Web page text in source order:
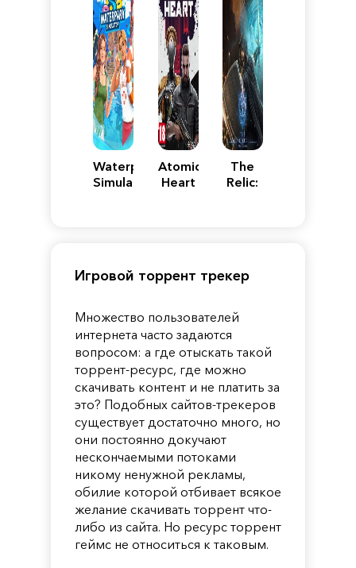
Waterpark
Simulator
Atomic
Heart
The
Relic:
Игровой торрент трекер
Множество пользователей
интернета часто задаются
вопросом: а где отыскать такой
торрент-ресурс, где можно
скачивать контент и не платить за
это? Подобных сайтов-трекеров
существует достаточно много, но
они постоянно докучают
нескончаемыми потоками
никому ненужной рекламы,
обилие которой отбивает всякое
желание скачивать торрент что-
либо из сайта. Но ресурс торрент
геймс не относиться к таковым.